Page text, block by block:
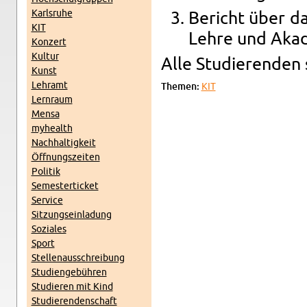
Karl­sruhe
KIT
Konz­ert
Kul­tur
Kunst
Lehramt
Lern­raum
Mensa
my­health
Nach­haltigkeit
Öff­nungszeiten
Poli­tik
Se­mes­terticket
Ser­vice
Sitzung­sein­ladung
Soziales
Sport
Stel­lenauss­chrei­bung
Stu­di­engebühren
Studieren mit Kind
Studieren­den­schaft
Bericht über
Lehre und
Alle Studieren­den
The­men: KIT